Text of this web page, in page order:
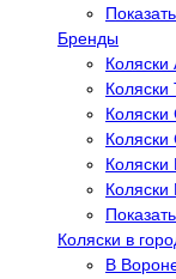
Бренды
Коляски
Коляски
Коляски
Коляски
Коляски
Коляски
Коляски в
В